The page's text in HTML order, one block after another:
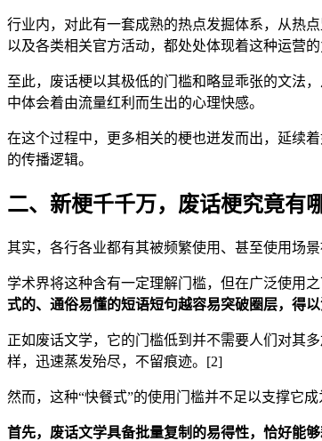
行业内，对此有一套成熟的热点发掘体系，从热
以及各类相关官方活动，都处处体现着这种运营的
至此，废话梗以其极低的门槛和略显乖张的文法
中体会着由流量红利而生出的心理快感。
在这个过程中，更多相关的梗也迸发而出，延续
的传播逻辑。
二、新梗千千万，废话梗究竟有
其实，各行各业都有其被频繁使用、甚至使用场
学术界将这种含有一定理解门槛，但在广泛使用
式的、通俗易懂的短语短句越容易突破圈层，得以
正如废话文学，它的门槛低到并不需要人们对其
样，迅速蒸发殆尽，不留痕迹。[2]
然而，这种“快餐式”的使用门槛并不足以支撑它
首先，废话文学具备批量复制的易得性，恰好能